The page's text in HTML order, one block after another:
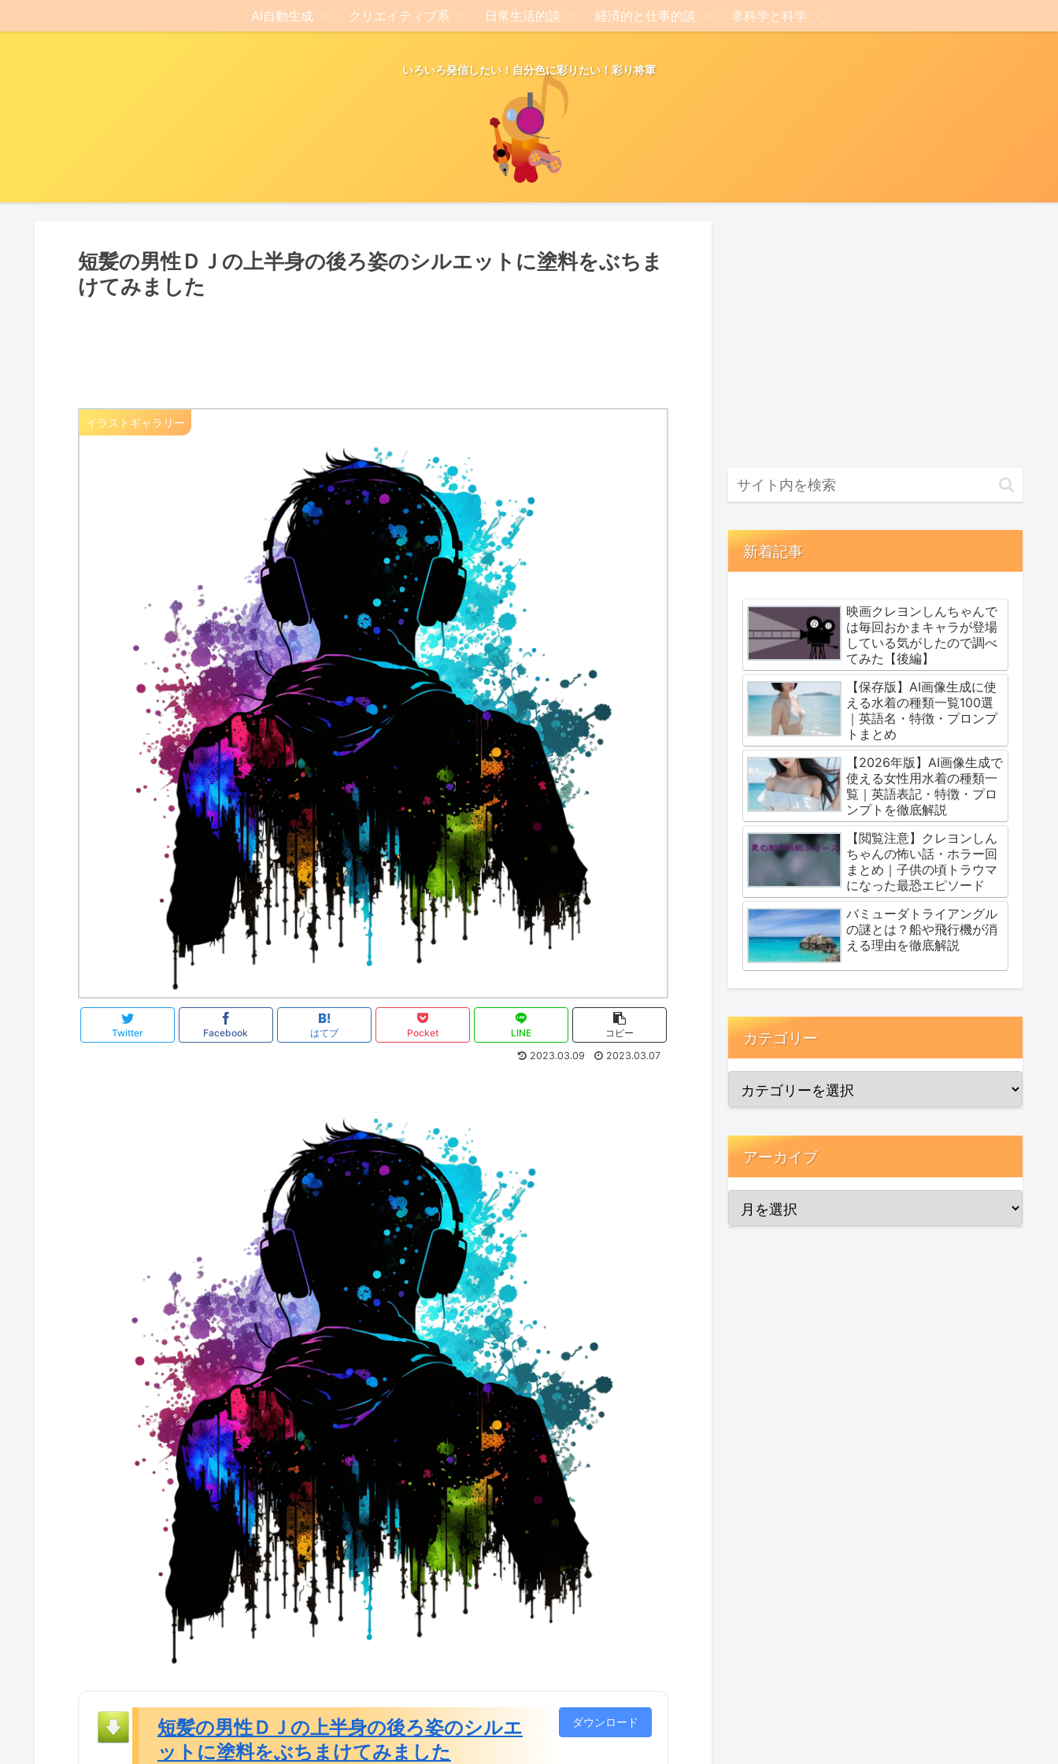
いろいろ発信したい！自分色に彩りたい！彩り将軍
AI自動生成 クリエイティブ系 日常生活的談 経済的と仕事的談 非科学と科学
短髪の男性ＤＪの上半身の後ろ姿のシルエットに塗料をぶちま
けてみました
イラストギャラリー
Twitter Facebook はてブ Pocket LINE
コピー
2023.03.09
2023.03.07
短髪の男性ＤＪの上半身の後ろ姿のシルエ
ットに塗料をぶちまけてみました
ダウンロード
新着記事
映画クレヨンしんちゃんで
は毎回おかまキャラが登場
している気がしたので調べ
てみた【後編】
【保存版】AI画像生成に使
える水着の種類一覧100選
｜英語名・特徴・プロンプ
トまとめ
【2026年版】AI画像生成で
使える女性用水着の種類一
覧｜英語表記・特徴・プロ
ンプトを徹底解説
【閲覧注意】クレヨンしん
ちゃんの怖い話・ホラー回
まとめ｜子供の頃トラウマ
になった最恐エピソード
バミューダトライアングル
の謎とは？船や飛行機が消
える理由を徹底解説
カテゴリー
アーカイブ